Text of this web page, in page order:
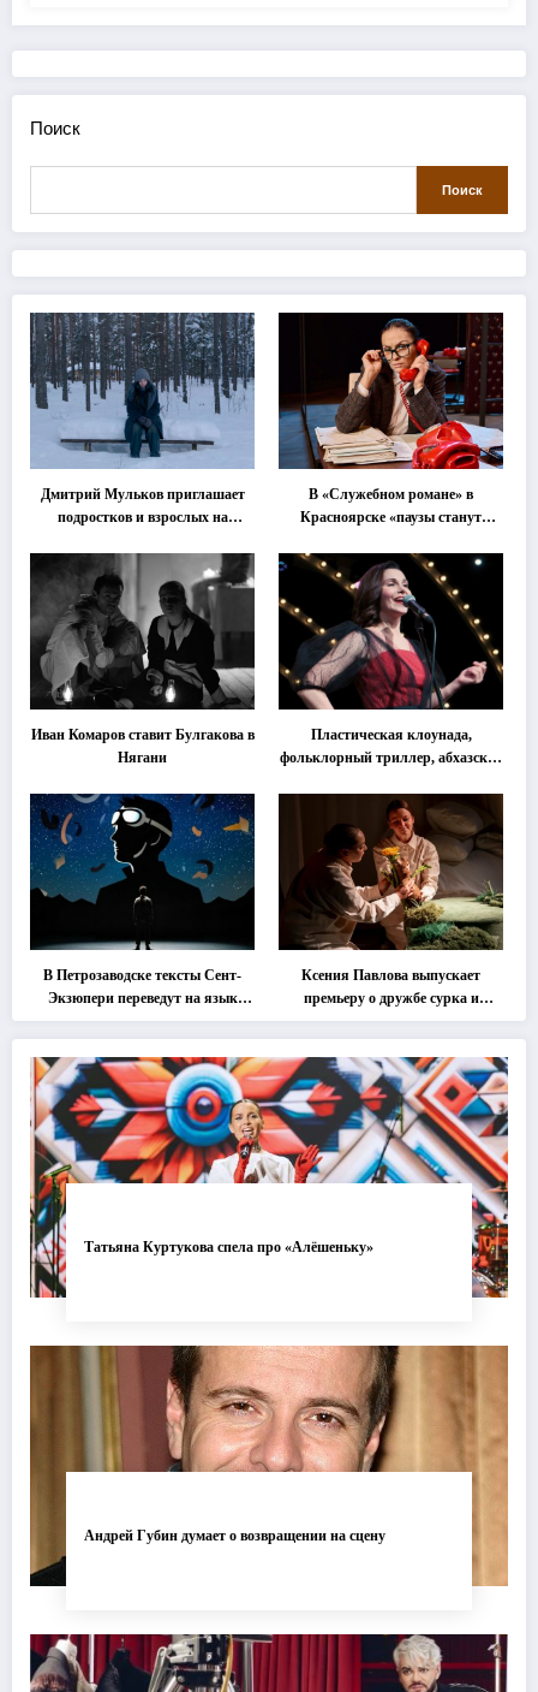
Поиск
Поиск
Дмитрий Мульков приглашает
подростков и взрослых на
В «Служебном романе» в
Красноярске «паузы станут
Иван Комаров ставит Булгакова в
Нягани
Пластическая клоунада,
фольклорный триллер, абхазская
втором этапе фестиваля
«Монокль»
В Петрозаводске тексты Сент-
Экзюпери переведут на язык
современной хореографии
Ксения Павлова выпускает
премьеру о дружбе сурка и
одуванчика
Татьяна Куртукова спела про «Алёшеньку»
Андрей Губин думает о возвращении на сцену